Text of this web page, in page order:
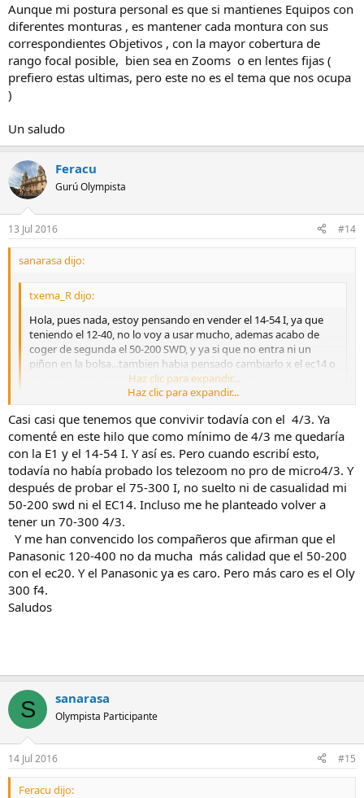
Aunque mi postura personal es que si mantienes Equipos con
diferentes monturas , es mantener cada montura con sus
correspondientes Objetivos , con la mayor cobertura de
rango focal posible, bien sea en Zooms o en lentes fijas (
prefiero estas ultimas, pero este no es el tema que nos ocupa
)
Un saludo
Feracu
Gurú Olympista
13 Jul 2016 #14
sanarasa dijo:
txema_R dijo:
Hola, pues nada, estoy pensando en vender el 14-54 I, ya que
teniendo el 12-40, no lo voy a usar mucho, ademas acabo de
coger de segunda el 50-200 SWD, y ya si que no entra ni un
piñon en la bolsa...tambien habia pensado cambiarlo x el ec14 o
20, nose.... Que hariais, me da pena venderlo peroooo
Haz clic para expandir...
Hola.
Estoy aterrizando en el mundo Olympus-Digital y aun no conozco
todas las lentes digitales OLY y más cuando conviven dos sistemas
… ( me ayuda mucho mirar y consultar las tablas publicadas por el
compañero JoeMiller al que reconozco y agradezco su aporte )
Hablas del 12-40 ( M4/3) y vender el 14-54 ( 4/3) … Hasta aquí,
parece lógico… rango focal similar y da la sensacion que vas
“modernizando” tu equipo hacia el M4/3
Pero cuando leo que has comprado un 50-200 SWD (4/3) o que
quieres cambiarlo por un EC14 o EC20 (4/3 ambos ) , me hace pensar
que mantienes vigente y aumentado la parte de tu equipo 4/3 y
cuando dices “ que no entra ni un piñon en la bolsa” … me asalta la
1) - Si mantienes los dos sistemas 4/3 y M4/3 de manera
separada :
entonces NO venderia el 14-54 , pues se complementa muy bien
con el 50-200 y cubre mas rango 14-54 + 50-200 , que un 50-200
+EC14 o EC20 , salvo que este ultimo equipo, sea para dedicarlo a
TeleFoto,
Haz clic para expandir...
Casi casi que tenemos que convivir todavía con el 4/3. Ya
comenté en este hilo que como mínimo de 4/3 me quedaría
con la E1 y el 14-54 I. Y así es. Pero cuando escribí esto,
todavía no había probado los telezoom no pro de micro4/3. Y
después de probar el 75-300 I, no suelto ni de casualidad mi
50-200 swd ni el EC14. Incluso me he planteado volver a
tener un 70-300 4/3.
Y me han convencido los compañeros que afirman que el
Panasonic 120-400 no da mucha más calidad que el 50-200
con el ec20. Y el Panasonic ya es caro. Pero más caro es el Oly
300 f4.
Saludos
S sanarasa
Olympista Participante
14 Jul 2016 #15
Feracu dijo: